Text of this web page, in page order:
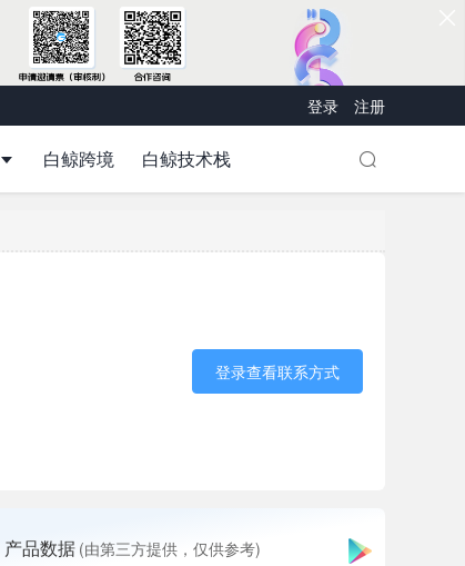
登录 注册
白鲸跨境 白鲸技术栈
登录查看联系方式
产品数据 (由第三方提供，仅供参考)